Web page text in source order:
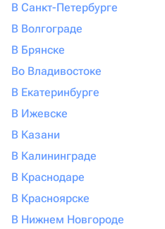
В Санкт-Петербурге
В Волгограде
В Брянске
Во Владивостоке
В Екатеринбурге
В Ижевске
В Казани
В Калининграде
В Краснодаре
В Красноярске
В Нижнем Новгороде